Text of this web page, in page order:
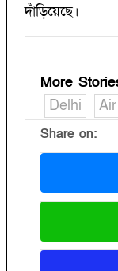
দাঁড়িয়েছে।
More
Delhi
Share on: